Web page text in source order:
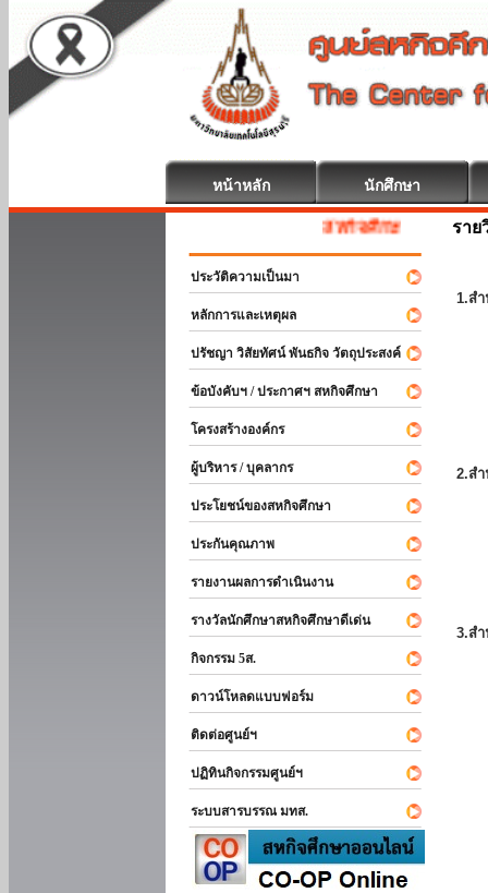
หน้าหลัก นักศึกษา
สหกิจศึกษา ยินดีต้อนรับ
ประวัติความเป็นมา
หลักการและเหตุผล
ปรัชญา วิสัยทัศน์ พันธกิจ วัตถุประสงค์
ข้อบังคับฯ / ประกาศฯ สหกิจศึกษา
โครงสร้างองค์กร
ผู้บริหาร / บุคลากร
ประโยชน์ของสหกิจศึกษา
ประกันคุณภาพ
รายงานผลการดำเนินงาน
รางวัลนักศึกษาสหกิจศึกษาดีเด่น
กิจกรรม 5ส.
ดาวน์โหลดแบบฟอร์ม
ติดต่อศูนย์ฯ
ปฏิทินกิจกรรมศูนย์ฯ
ระบบสารบรรณ มทส.
ราย
1.ส
2.ส
3.ส